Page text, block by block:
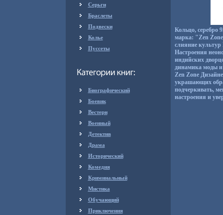
Серьги
Браслеты
Подвески
Колье
Пуссеты
Биографический
Боевик
Вестерн
Военный
Детектив
Драма
Исторический
Комедия
Криминальный
Мистика
Обучающий
Приключения
Кольцо, серебро
марка: "Zen
слияние культур
Настроения
индийских
динамика моды и
Zen Zone
украшающих
подчеркивать,
настроения и